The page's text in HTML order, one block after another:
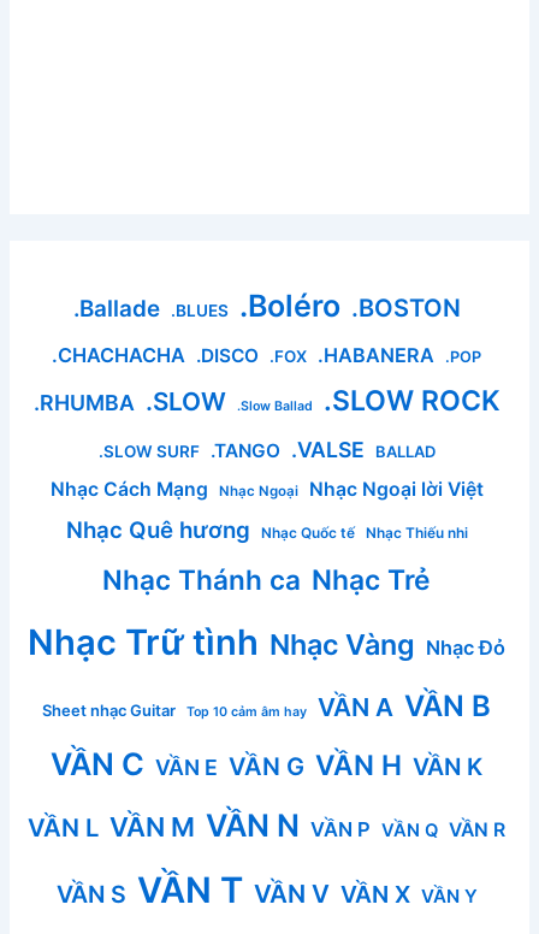
.Ballade .BLUES .Boléro .BOSTON
.CHACHACHA .DISCO .FOX .HABANERA .POP
.RHUMBA .SLOW .Slow Ballad .SLOW ROCK
.SLOW SURF .TANGO .VALSE BALLAD
Nhạc Cách Mạng Nhạc Ngoại Nhạc Ngoại lời Việt
Nhạc Quê hương Nhạc Quốc tế Nhạc Thiếu nhi
Nhạc Thánh ca Nhạc Trẻ
Nhạc Trữ tình Nhạc Vàng Nhạc Đỏ
Sheet nhạc Guitar Top 10 cảm âm hay VẦN A VẦN B
VẦN C VẦN E VẦN G VẦN H VẦN K
VẦN L VẦN M VẦN N VẦN P VẦN Q VẦN R
VẦN S VẦN T VẦN V VẦN X VẦN Y